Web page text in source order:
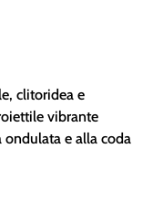
clitoridea e
vibrante
e alla coda